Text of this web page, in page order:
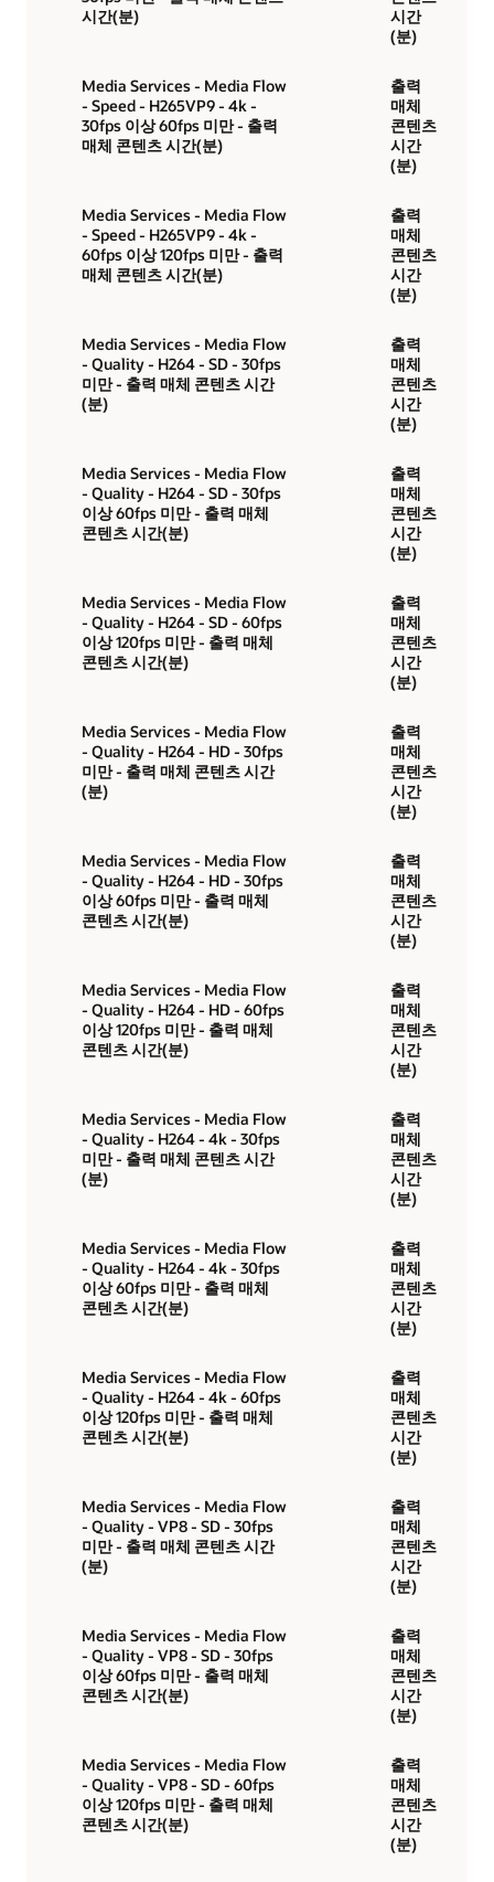
시간(분)
시간
(분)
Media Services - Media Flow
- Speed - H265VP9 - 4k -
30fps 이상 60fps 미만 - 출력
매체 콘텐츠 시간(분)
출력
매체
콘텐츠
시간
(분)
Media Services - Media Flow
- Speed - H265VP9 - 4k -
60fps 이상 120fps 미만 - 출력
매체 콘텐츠 시간(분)
출력
매체
콘텐츠
시간
(분)
Media Services - Media Flow
- Quality - H264 - SD - 30fps
미만 - 출력 매체 콘텐츠 시간
(분)
출력
매체
콘텐츠
시간
(분)
Media Services - Media Flow
- Quality - H264 - SD - 30fps
이상 60fps 미만 - 출력 매체
콘텐츠 시간(분)
출력
매체
콘텐츠
시간
(분)
Media Services - Media Flow
- Quality - H264 - SD - 60fps
이상 120fps 미만 - 출력 매체
콘텐츠 시간(분)
출력
매체
콘텐츠
시간
(분)
Media Services - Media Flow
- Quality - H264 - HD - 30fps
미만 - 출력 매체 콘텐츠 시간
(분)
출력
매체
콘텐츠
시간
(분)
Media Services - Media Flow
- Quality - H264 - HD - 30fps
이상 60fps 미만 - 출력 매체
콘텐츠 시간(분)
출력
매체
콘텐츠
시간
(분)
Media Services - Media Flow
- Quality - H264 - HD - 60fps
이상 120fps 미만 - 출력 매체
콘텐츠 시간(분)
출력
매체
콘텐츠
시간
(분)
Media Services - Media Flow
- Quality - H264 - 4k - 30fps
미만 - 출력 매체 콘텐츠 시간
(분)
출력
매체
콘텐츠
시간
(분)
Media Services - Media Flow
- Quality - H264 - 4k - 30fps
이상 60fps 미만 - 출력 매체
콘텐츠 시간(분)
출력
매체
콘텐츠
시간
(분)
Media Services - Media Flow
- Quality - H264 - 4k - 60fps
이상 120fps 미만 - 출력 매체
콘텐츠 시간(분)
출력
매체
콘텐츠
시간
(분)
Media Services - Media Flow
- Quality - VP8 - SD - 30fps
미만 - 출력 매체 콘텐츠 시간
(분)
출력
매체
콘텐츠
시간
(분)
Media Services - Media Flow
- Quality - VP8 - SD - 30fps
이상 60fps 미만 - 출력 매체
콘텐츠 시간(분)
출력
매체
콘텐츠
시간
(분)
Media Services - Media Flow
- Quality - VP8 - SD - 60fps
이상 120fps 미만 - 출력 매체
콘텐츠 시간(분)
출력
매체
콘텐츠
시간
(분)